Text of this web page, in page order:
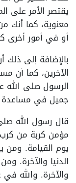
يقتصر الأمر على
معنوية، كما أنك
أو في أمور أخرى
بالإضافة إلى ذلك
الآخرين، كما أن
الرسول صلى
جميل في مساعدة
قال رسول الله
مؤمن كربة من
يوم القيامة.
الدنيا والآخرة.
والآخرة. والله